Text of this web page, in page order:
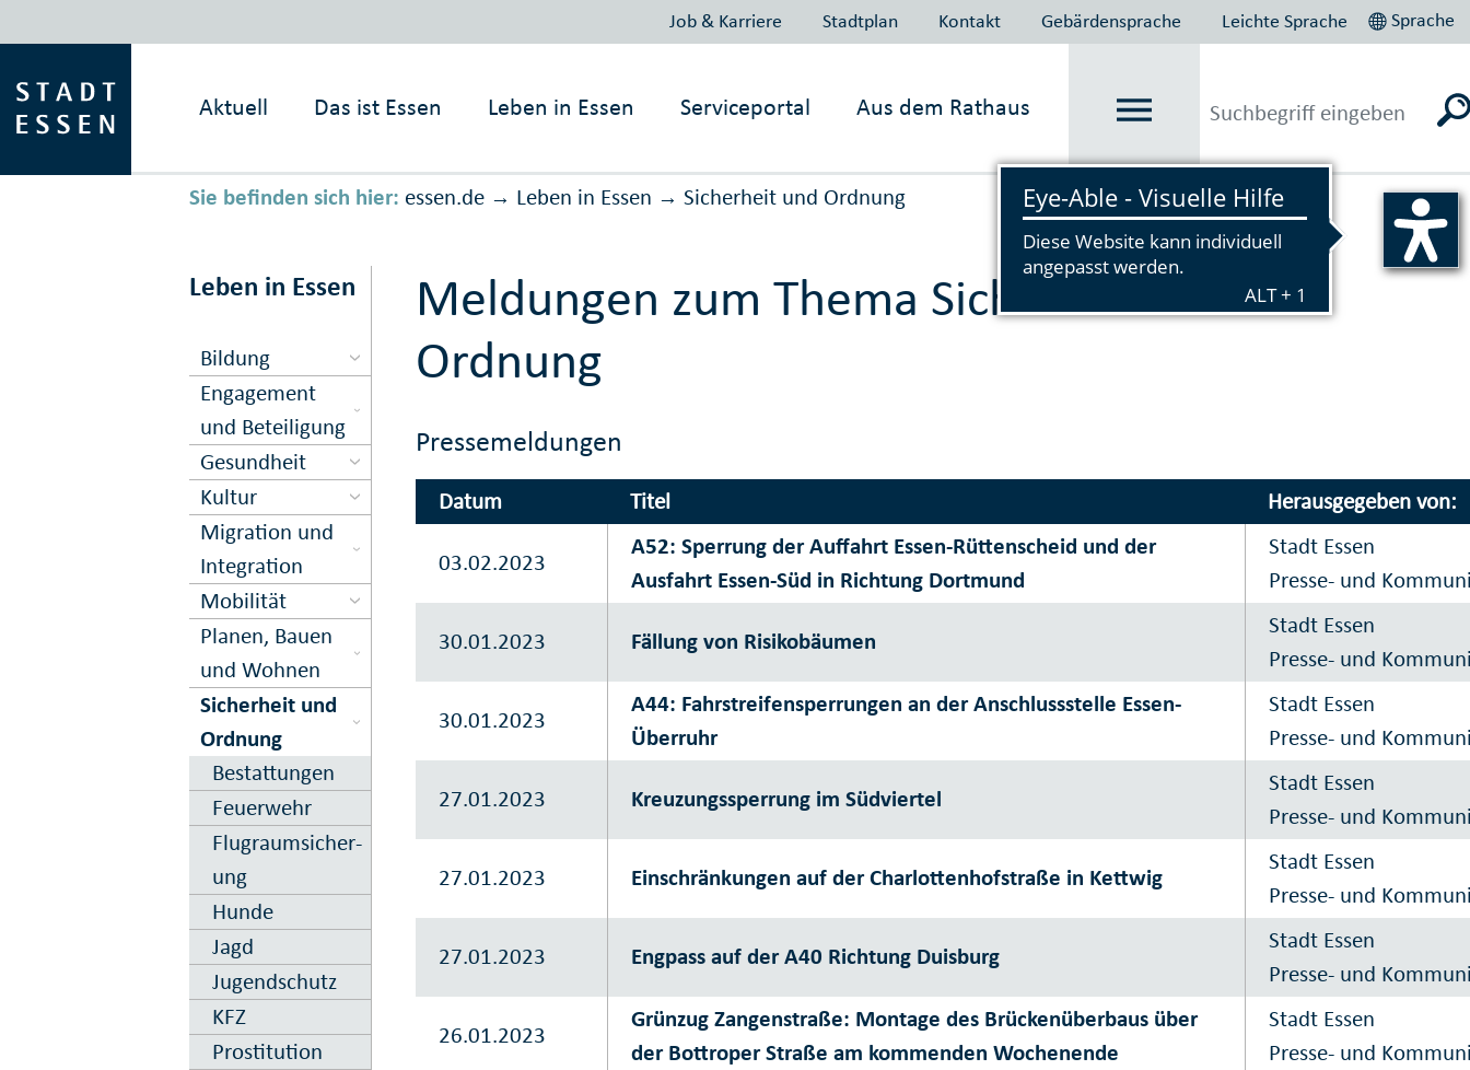
Job & Karriere Stadtplan Kontakt Gebärdensprache Leichte Sprache Sprache
Aktuell Das ist Essen Leben in Essen Serviceportal Aus dem Rathaus
Sie befinden sich hier: essen.de → Leben in Essen → Sicher­heit und Ord­nung Vorlesen
Leben in Essen
Bildung
Engagement
und Beteiligung
Gesundheit
Kultur
Migration und
Inte­gration
Mobilität
Planen, Bauen
und Wohnen
Sicher­heit und
Ord­nung
Bestattungen
Feuer­wehr
Flugraum­sicher­
ung
Hunde
Jagd
Jugend­schutz
KFZ
Prostitution
Meldungen zum Thema Sicherheit und
Ordnung
Pressemeldungen
Datum Titel Herausgegeben von:
03.02.2023
A52: Sperrung der Auffahrt Essen-Rüttenscheid und der
Ausfahrt Essen-Süd in Richtung Dortmund
Stadt Essen
Presse- und
30.01.2023 Fällung von Risikobäumen
Stadt Essen
Presse- und
30.01.2023
A44: Fahrstreifensperrungen an der Anschlussstelle Essen-
Überruhr
Stadt Essen
Presse- und
27.01.2023 Kreuzungssperrung im Südviertel
Stadt Essen
Presse- und
27.01.2023 Einschränkungen auf der Charlottenhofstraße in Kettwig
Stadt Essen
Presse- und
27.01.2023 Engpass auf der A40 Richtung Duisburg
Stadt Essen
Presse- und
26.01.2023
Grünzug Zangenstraße: Montage des Brückenüberbaus über
der Bottroper Straße am kommenden Wochenende
Stadt Essen
Presse- und